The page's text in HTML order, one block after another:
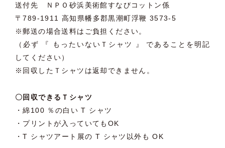
送付先 ＮＰＯ砂浜美術館すなびコットン係
〒789-1911 高知県幡多郡黒潮町浮鞭 3573-5
※郵送の場合送料はご負担ください。
（必ず 『 もったいないＴシャツ 』 であることを明記
してください）
※回収したＴシャツは返却できません。
〇回収できるＴシャツ
・綿100 ％の白い T シャツ
・プリントが入っていてもOK
・T シャツアート展の T シャツ以外も OK